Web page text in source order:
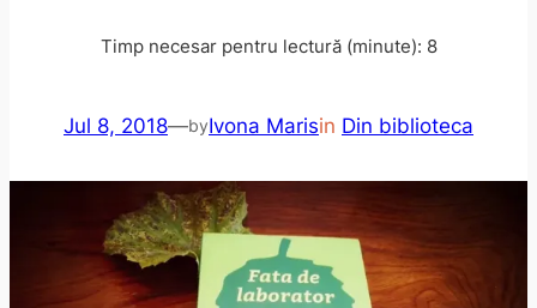
Jul 8, 2018—byIvona Marisin Din biblioteca